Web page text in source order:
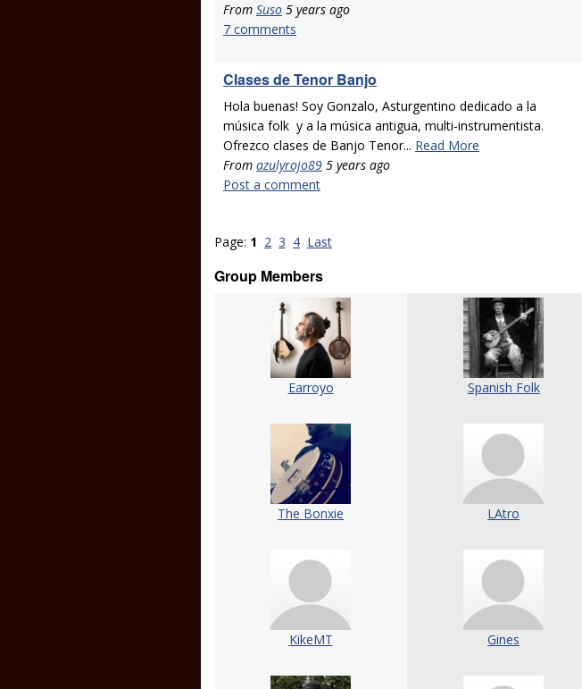
From Suso 5 years ago
7 comments
Clases de Tenor Banjo
Hola buenas! Soy Gonzalo, Asturgentino dedicado a la
música folk y a la música antigua, multi-instrumentista.
Ofrezco clases de Banjo Tenor... Read More
From azulyrojo89 5 years ago
Post a comment
Page: 1 2 3 4 Last
Group Members
Earroyo Spanish Folk
The Bonxie LAtro
KikeMT Gines